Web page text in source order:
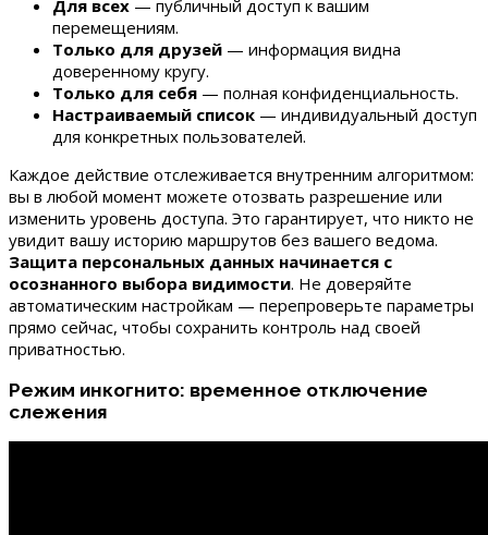
Для всех — публичный доступ к вашим
перемещениям.
Только для друзей — информация видна
доверенному кругу.
Только для себя — полная конфиденциальность.
Настраиваемый список — индивидуальный доступ
для конкретных пользователей.
Каждое действие отслеживается внутренним алгоритмом:
вы в любой момент можете отозвать разрешение или
изменить уровень доступа. Это гарантирует, что никто не
увидит вашу историю маршрутов без вашего ведома.
Защита персональных данных начинается с
осознанного выбора видимости. Не доверяйте
автоматическим настройкам — перепроверьте параметры
прямо сейчас, чтобы сохранить контроль над своей
приватностью.
Режим инкогнито: временное отключение
слежения